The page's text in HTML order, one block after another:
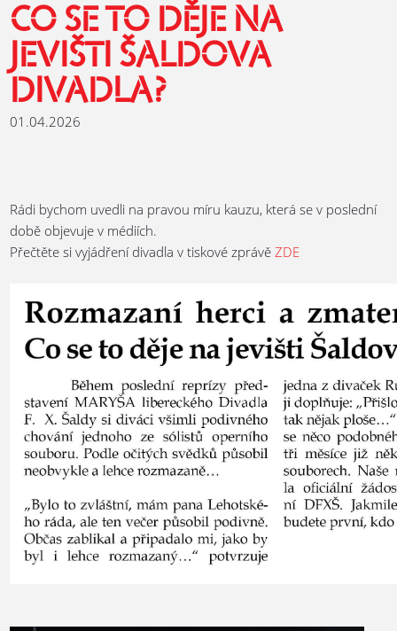
CO SE TO DĚJE NA
JEVIŠTI ŠALDOVA
DIVADLA?
01.04.2026
Rádi bychom uvedli na pravou míru kauzu, která se v poslední
době objevuje v médiích.
Přečtěte si vyjádření divadla v tiskové zprávěZDE